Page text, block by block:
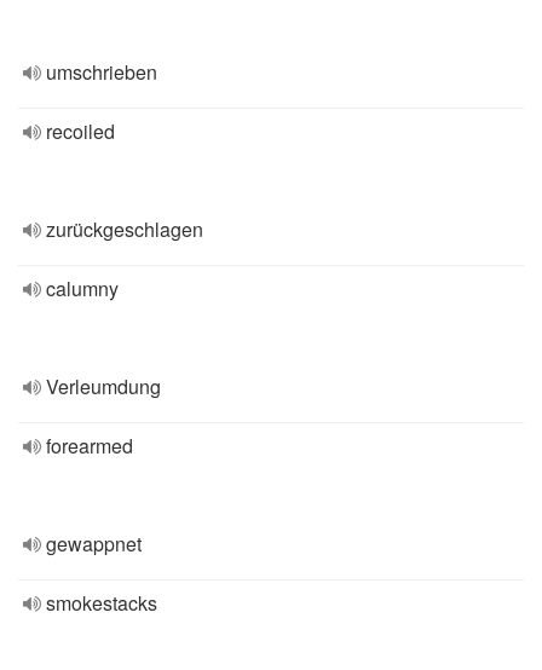
umschrieben
recoiled
zurückgeschlagen
calumny
Verleumdung
forearmed
gewappnet
smokestacks